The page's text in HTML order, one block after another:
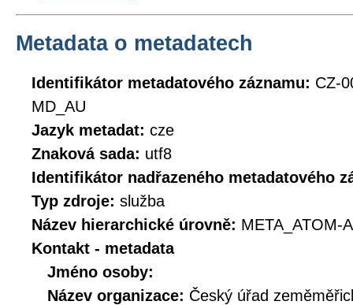
Metadata o metadatech
Identifikátor metadatového záznamu: CZ-
MD_AU
Jazyk metadat: cze
Znaková sada: utf8
Identifikátor nadřazeného metadatového
Typ zdroje: služba
Název hierarchické úrovně: META_ATOM-
Kontakt - metadata
Jméno osoby:
Název organizace: Český úřad